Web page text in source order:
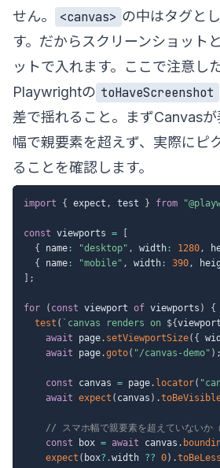
せん。
<canvas> の中はタグと
す。だからスクリーンショット
ットで入れます。ここで注意し
Playwrightの toHaveScreenshot
差で揺れること。まずCanvas
幅で親要素を超えず、実際にピ
ることを確認します。
import { expect , test } from
const viewports =
{
name : "desktop" , width : 1280,
{
name : "mobile" , width : 390,
;
for ( const viewport of viewports )
{
test ( ` canvas renders on ${viewport
await page. setViewportSize( {
await page.goto( "/canvas-demo" ) ;
const canvas = page. locator(
await expect ( canvas ) .
// スマホ幅で親要素を超えていないか（
const box = await canvas .
expect ( box?.width ?? 0) .